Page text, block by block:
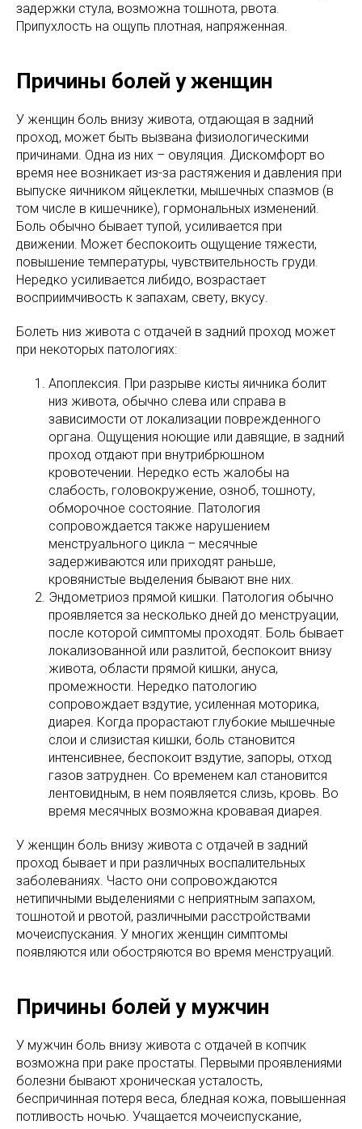
задержки стула, возможна тошнота, рвота.
Припухлость на ощупь плотная, напряженная.
Причины болей у женщин
У женщин боль внизу живота, отдающая в задний
проход, может быть вызвана физиологическими
причинами. Одна из них – овуляция. Дискомфорт во
время нее возникает из-за растяжения и давления при
выпуске яичником яйцеклетки, мышечных спазмов (в
том числе в кишечнике), гормональных изменений.
Боль обычно бывает тупой, усиливается при
движении. Может беспокоить ощущение тяжести,
повышение температуры, чувствительность груди.
Нередко усиливается либидо, возрастает
восприимчивость к запахам, свету, вкусу.
Болеть низ живота с отдачей в задний проход может
при некоторых патологиях:
Апоплексия. При разрыве кисты яичника болит
низ живота, обычно слева или справа в
зависимости от локализации поврежденного
органа. Ощущения ноющие или давящие, в задний
проход отдают при внутрибрюшном
кровотечении. Нередко есть жалобы на
слабость, головокружение, озноб, тошноту,
обморочное состояние. Патология
сопровождается также нарушением
менструального цикла – месячные
задерживаются или приходят раньше,
кровянистые выделения бывают вне них.
Эндометриоз прямой кишки. Патология обычно
проявляется за несколько дней до менструации,
после которой симптомы проходят. Боль бывает
локализованной или разлитой, беспокоит внизу
живота, области прямой кишки, ануса,
промежности. Нередко патологию
сопровождает вздутие, усиленная моторика,
диарея. Когда прорастают глубокие мышечные
слои и слизистая кишки, боль становится
интенсивнее, беспокоит вздутие, запоры, отход
газов затруднен. Со временем кал становится
лентовидным, в нем появляется слизь, кровь. Во
время месячных возможна кровавая диарея.
У женщин боль внизу живота с отдачей в задний
проход бывает и при различных воспалительных
заболеваниях. Часто они сопровождаются
нетипичными выделениями с неприятным запахом,
тошнотой и рвотой, различными расстройствами
мочеиспускания. У многих женщин симптомы
появляются или обостряются во время менструаций.
Причины болей у мужчин
У мужчин боль внизу живота с отдачей в копчик
возможна при раке простаты. Первыми проявлениями
болезни бывают хроническая усталость,
беспричинная потеря веса, бледная кожа, повышенная
потливость ночью. Учащается мочеиспускание,